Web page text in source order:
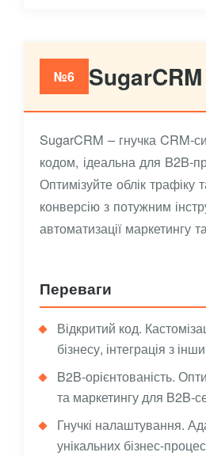
№6 SugarCRM
SugarCRM – гнучка CRM-
кодом, ідеальна для B2B-
Оптимізуйте облік трафіку
конверсію з потужним
автоматизації маркетингу
Переваги
Відкритий код.
бізнесу, інтеграція з
B2B-орієнтованість.
та маркетингу для B2B-
Гнучкі налаштування.
унікальних бізнес-